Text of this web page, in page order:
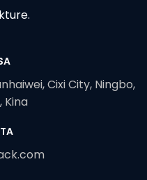
Cixi City, Ningbo,
Kina